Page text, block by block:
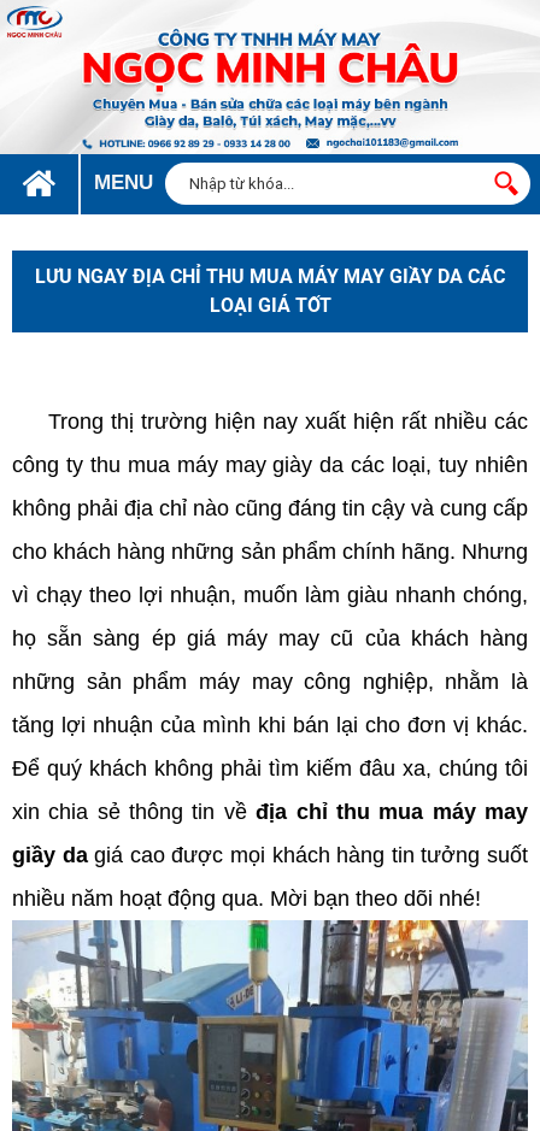
MENU
LƯU NGAY ĐỊA CHỈ THU MUA MÁY MAY GIẦY DA CÁC
LOẠI GIÁ TỐT
Trong thị trường hiện nay xuất hiện rất nhiều các
công ty thu mua máy may giày da các loại, tuy nhiên
không phải địa chỉ nào cũng đáng tin cậy và cung cấp
cho khách hàng những sản phẩm chính hãng. Nhưng
vì chạy theo lợi nhuận, muốn làm giàu nhanh chóng,
họ sẵn sàng ép giá máy may cũ của khách hàng
những sản phẩm máy may công nghiệp, nhằm là
tăng lợi nhuận của mình khi bán lại cho đơn vị khác.
Để quý khách không phải tìm kiếm đâu xa, chúng tôi
xin chia sẻ thông tin vềđịa chỉ thu mua máy may
giầy dagiá cao được mọi khách hàng tin tưởng suốt
nhiều năm hoạt động qua. Mời bạn theo dõi nhé!